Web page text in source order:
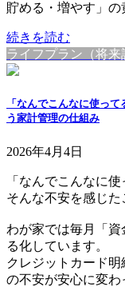
貯める・増やす」
続きを読む
ライフプラン（将来
「なんでこんなに使っ
う家計管理の仕組み
2026年4月4日
「なんでこんなに使
そんな不安を感じた
わが家では毎月「資
る化しています。
クレジットカード
の不安が安心に変わ